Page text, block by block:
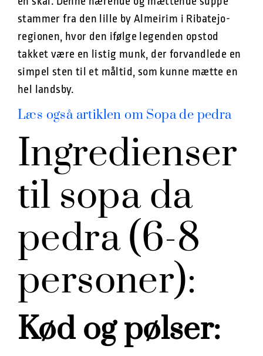
stammer fra den lille by Almeirim i Ribatejo-
regionen, hvor den ifølge legenden opstod
takket være en listig munk, der forvandlede en
simpel sten til et måltid, som kunne mætte en
hel landsby.
Læs også artiklen om Sopa de pedra
Ingredienser
til sopa da
pedra (6-8
personer):
Kød og pølser: